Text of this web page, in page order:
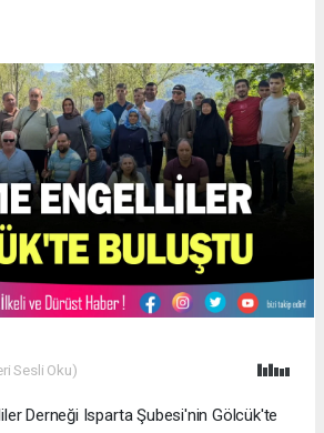
Sesli Oku)
Derneği Isparta Şubesi'nin Gölcük'te